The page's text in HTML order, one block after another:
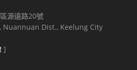
源遠路20號
Nuannuan Dist., Keelung City
]